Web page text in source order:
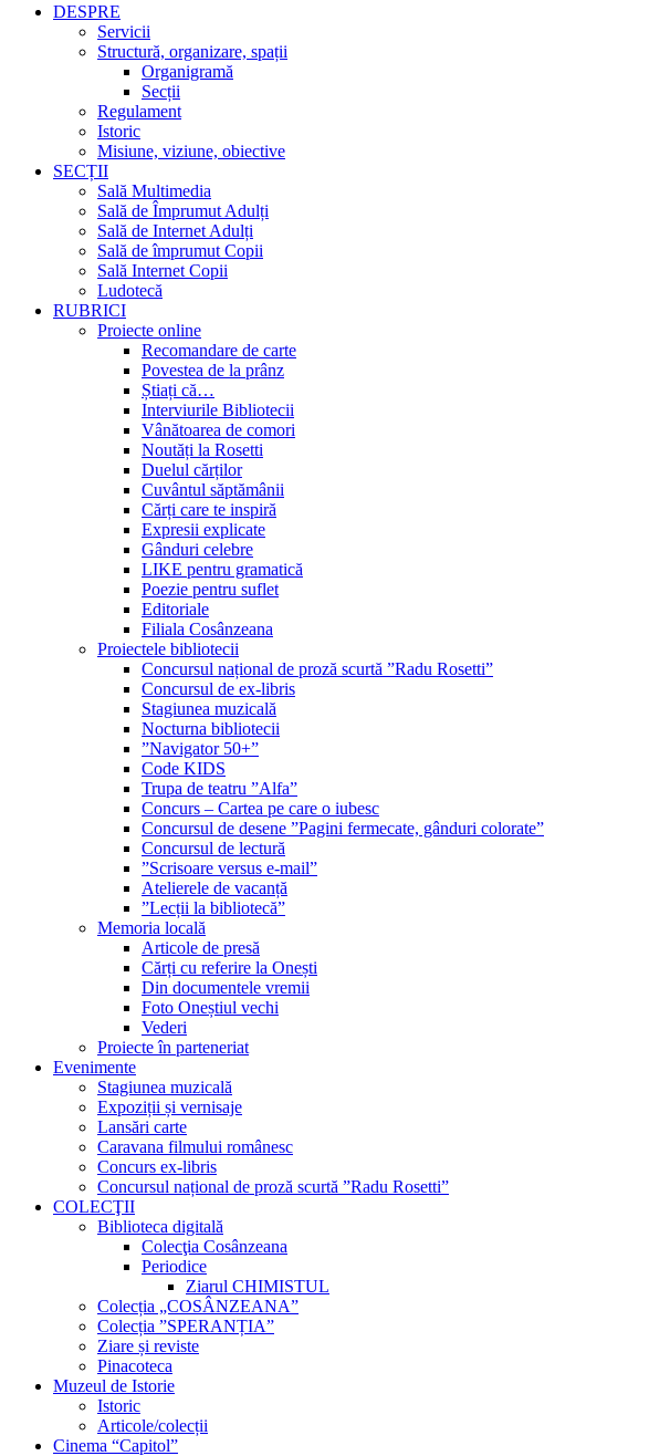
DESPRE
Servicii
Structură, organizare, spații
Organigramă
Secții
Regulament
Istoric
Misiune, viziune, obiective
SECȚII
Sală Multimedia
Sală de Împrumut Adulți
Sală de Internet Adulți
Sală de împrumut Copii
Sală Internet Copii
Ludotecă
RUBRICI
Proiecte online
Recomandare de carte
Povestea de la prânz
Știați că…
Interviurile Bibliotecii
Vânătoarea de comori
Noutăți la Rosetti
Duelul cărților
Cuvântul săptămânii
Cărți care te inspiră
Expresii explicate
Gânduri celebre
LIKE pentru gramatică
Poezie pentru suflet
Editoriale
Filiala Cosânzeana
Proiectele bibliotecii
Concursul național de proză scurtă ”Radu Rosetti”
Concursul de ex-libris
Stagiunea muzicală
Nocturna bibliotecii
”Navigator 50+”
Code KIDS
Trupa de teatru ”Alfa”
Concurs – Cartea pe care o iubesc
Concursul de desene ”Pagini fermecate, gânduri colorate”
Concursul de lectură
”Scrisoare versus e-mail”
Atelierele de vacanță
”Lecții la bibliotecă”
Memoria locală
Articole de presă
Cărți cu referire la Onești
Din documentele vremii
Foto Oneștiul vechi
Vederi
Proiecte în parteneriat
Evenimente
Stagiunea muzicală
Expoziții și vernisaje
Lansări carte
Caravana filmului românesc
Concurs ex-libris
Concursul național de proză scurtă ”Radu Rosetti”
COLECŢII
Biblioteca digitală
Colecţia Cosânzeana
Periodice
Ziarul CHIMISTUL
Colecția „COSÂNZEANA”
Colecția ”SPERANȚIA”
Ziare și reviste
Pinacoteca
Muzeul de Istorie
Istoric
Articole/colecții
Cinema “Capitol”